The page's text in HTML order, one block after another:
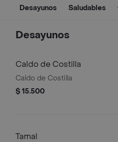
Desayunos Saludables
Desayunos
Caldo de Costilla
Caldo de Costilla
$ 15.500
Tamal